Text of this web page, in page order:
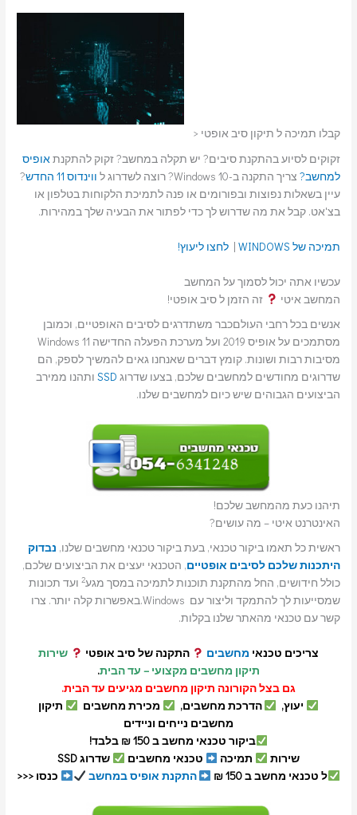
קבלו תמיכה ל תיקון סיב אופטי <
זקוקים לסיוע בהתקנת סיבים? יש תקלה במחשב? זקוק להתקנתאופיס
למחשב? צריך התקנה ב-Windows 10? רוצה לשדרוג ל ווינדוס 11 החדש
?
עיין בשאלות נפוצות ובפורומים או פנה לתמיכת הלקוחות בטלפון או
בצ'אט. קבל את מה שדרוש לך כדי לפתור את הבעיה שלך במהירות.
תמיכה של WINDOWS |לחצו ליעוץ!
עכשיו אתה יכול לסמוך על המחשב
המחשב איטי
זה הזמן ל סיב אופטי!
אנשים בכל רחבי העולםכבר משתדרגים לסיבים האופטיים, וכמובן
מסתמכים על אופיס 2019 ועל מערכת הפעלה החדישה Windows 11
מסיבות רבות ושונות. קומץ דברים שאנחנו גאים להמשיך לספק, הם
שדרוגים מחודשים למחשבים שלכם, בצעו שדרוג SSD ותהנו ממירב
הביצועים הגבוהים שיש כיום למחשבים שלנו.
תיהנו כעת מהמחשב שלכם!
האינטרנט איטי – מה עושים?
ראשית כל תאמו ביקור טכנאי, בעת ביקור טכנאי מחשבים שלנו, נבדוק
היתכנות שלכם לסיבים אופטיים, הטכנאי יעצים את הביצועים שלכם,
כולל חידושים, החל מהתקנת תוכנות לתמיכה במסך מגע2 ועד תכונות
שמסייעות לך להתמקד וליצור עם Windows.באפשרות קלה יותר. צרו
קשר עם טכנאי מהאתר שלנו בקלות.
צריכים טכנאי מחשבים התקנה של סיב אופטי
שירות
תיקון מחשבים מקצועי – עד הבית.
גם בצל הקורונה תיקון מחשבים מגיעים עד הבית.
יעוץ,
הדרכת מחשבים, מכירת מחשבים
תיקון
מחשבים נייחים וניידים
ביקור טכנאי מחשב ב 150 ₪ בלבד!
שירות
תמיכה טכנאי מחשבים
שדרוג SSD
ל טכנאי מחשב ב 150 ₪
התקנת אופיס במחשב כנסו <<<